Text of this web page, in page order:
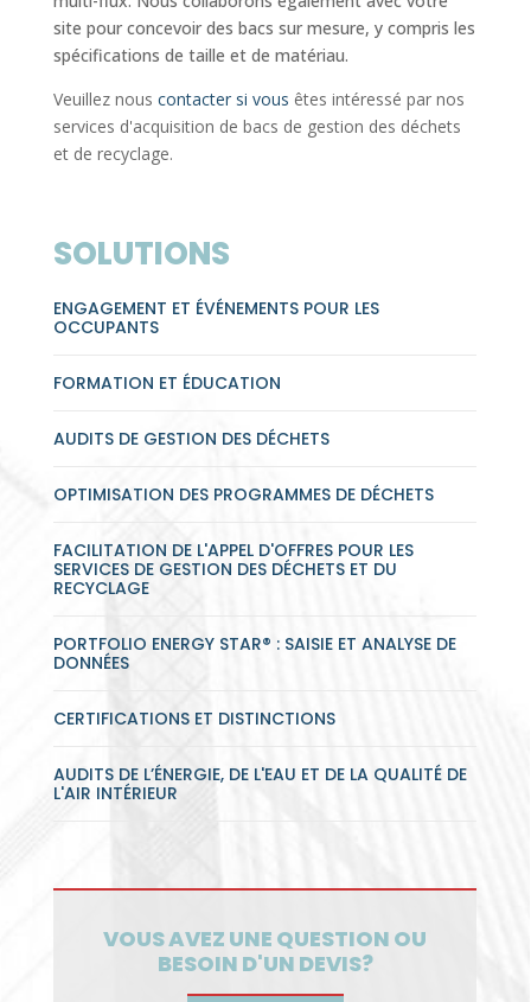
site pour concevoir des bacs sur mesure, y compris les
spécifications de taille et de matériau.
Veuillez nous contacter si vous êtes intéressé par nos
services d'acquisition de bacs de gestion des déchets
et de recyclage.
SOLUTIONS
ENGAGEMENT ET ÉVÉNEMENTS POUR LES
OCCUPANTS
FORMATION ET ÉDUCATION
AUDITS DE GESTION DES DÉCHETS
OPTIMISATION DES PROGRAMMES DE DÉCHETS
FACILITATION DE L'APPEL D'OFFRES POUR LES
SERVICES DE GESTION DES DÉCHETS ET DU
RECYCLAGE
PORTFOLIO ENERGY STAR® : SAISIE ET ANALYSE DE
DONNÉES
CERTIFICATIONS ET DISTINCTIONS
AUDITS DE L’ÉNERGIE, DE L'EAU ET DE LA QUALITÉ DE
L'AIR INTÉRIEUR
VOUS AVEZ UNE QUESTION OU
BESOIN D'UN DEVIS?